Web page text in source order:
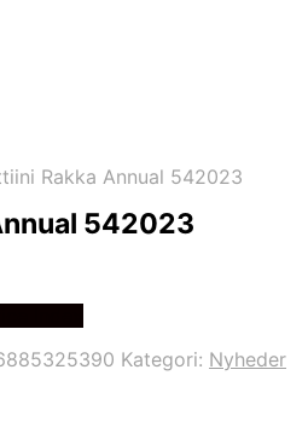
Rakka Annual 542023
542023
Kategori: Nyheder